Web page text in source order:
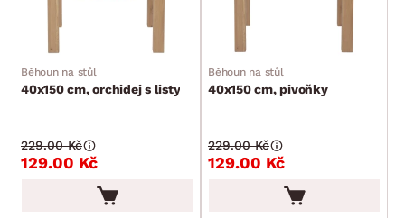
Běhoun na stůl
40x150 cm, orchidej s listy
129.00 Kč
229.00 Kč
Běhoun na stůl
40x150 cm, pivoňky
129.00 Kč
229.00 Kč